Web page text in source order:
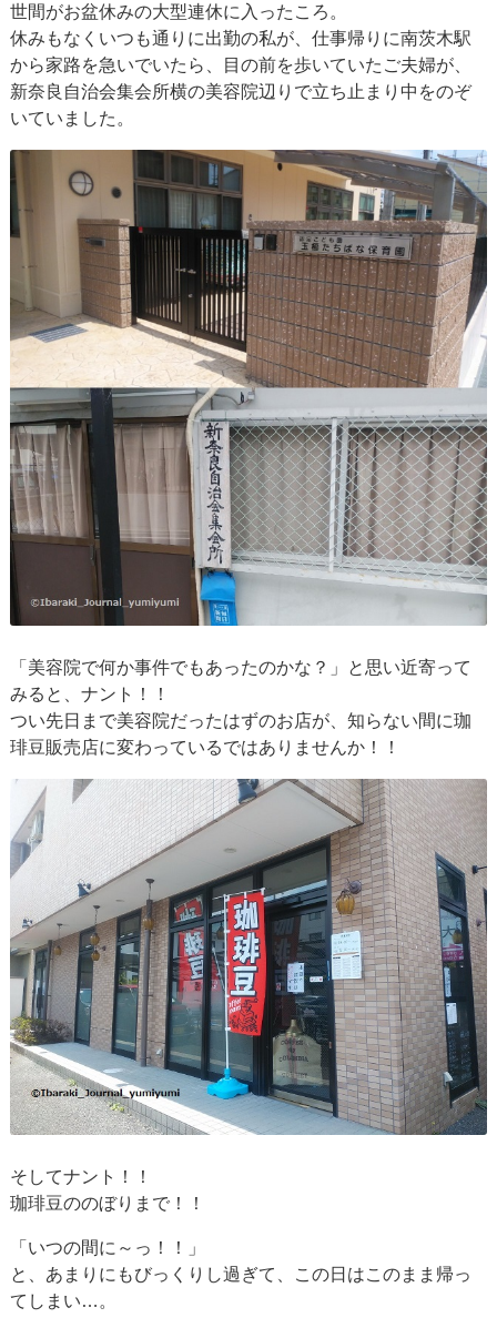
世間がお盆休みの大型連休に入ったころ。
休みもなくいつも通りに出勤の私が、仕事帰りに南茨木駅
から家路を急いでいたら、目の前を歩いていたご夫婦が、
新奈良自治会集会所横の美容院辺りで立ち止まり中をのぞ
いていました。
「美容院で何か事件でもあったのかな？」と思い近寄って
みると、ナント！！
つい先日まで美容院だったはずのお店が、知らない間に珈
琲豆販売店に変わっているではありませんか！！
そしてナント！！
珈琲豆ののぼりまで！！
「いつの間に～っ！！」
と、あまりにもびっくりし過ぎて、この日はこのまま帰っ
てしまい…。